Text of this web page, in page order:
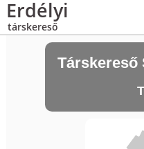
Erdélyi
társkereső
Társkereső